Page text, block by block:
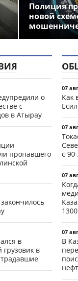
Полиция
новой
о
с
в Атырау
пропавшего
в
в
07
Как
07
с
07
07
В